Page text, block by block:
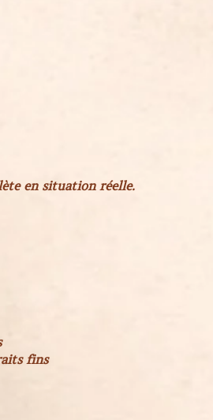
en situation réelle.
fins